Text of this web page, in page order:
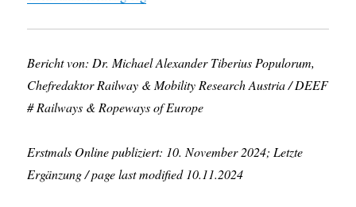
Bericht von: Dr. Michael Alexander Tiberius Populorum,
Chefredaktor Railway & Mobility Research Austria / DEEF
# Railways & Ropeways of Europe
Erstmals Online publiziert: 10. November 2024; Letzte
Ergänzung / page last modified 10.11.2024